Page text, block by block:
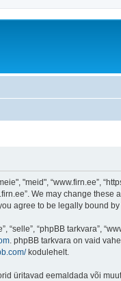
"meid", “www.firn.ee”,
We may change
agree to be legally bound
“phpBB tarkvara”,
. phpBB tarkvara on vaid
kodulehelt.
üritavad eemaldada või